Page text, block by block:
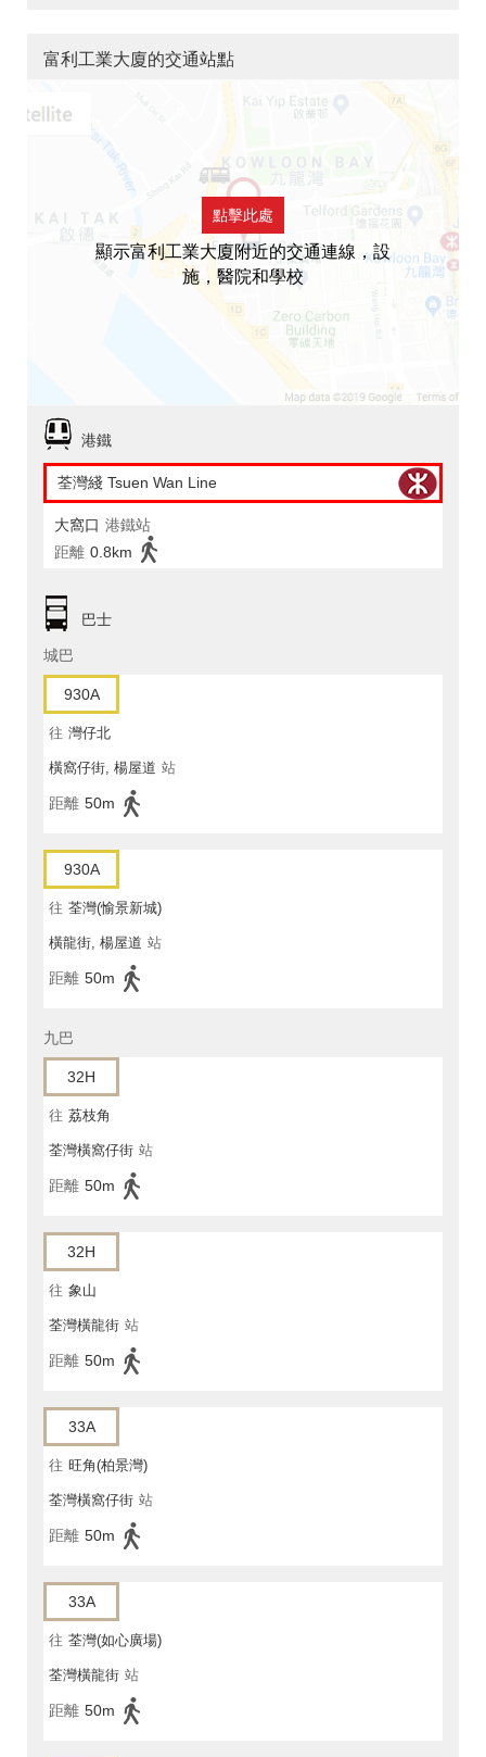
富利工業大廈的交通站點
點擊此處
顯示富利工業大廈附近的交通連線，設
施，醫院和學校
港鐵
荃灣綫 Tsuen Wan Line
大窩口 港鐵站
距離 0.8km
巴士
城巴
930A
往 灣仔北
橫窩仔街, 楊屋道 站
距離 50m
930A
往 荃灣(愉景新城)
橫龍街, 楊屋道 站
距離 50m
九巴
32H
往 荔枝角
荃灣橫窩仔街 站
距離 50m
32H
往 象山
荃灣橫龍街 站
距離 50m
33A
往 旺角(柏景灣)
荃灣橫窩仔街 站
距離 50m
33A
往 荃灣(如心廣場)
荃灣橫龍街 站
距離 50m